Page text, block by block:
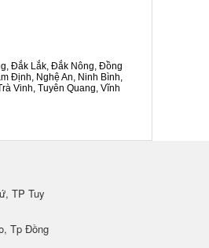
Đắk Lắk, Đắk Nông, Đồng
Định, Nghệ An, Ninh Bình,
Vinh, Tuyên Quang, Vĩnh
TP Tuy
Tp Đồng